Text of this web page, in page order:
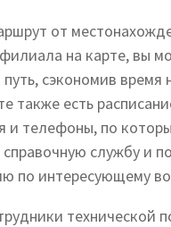
от
на карте, вы
сэкономив время
также есть
и телефоны, по
службу и
по интересующему
технической